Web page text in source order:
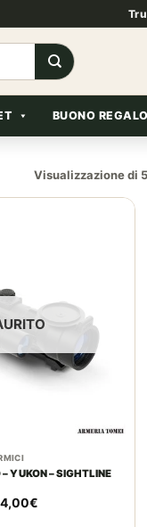
BUONO REGALO
Visualizzazione di
– SIGHTLINE
€